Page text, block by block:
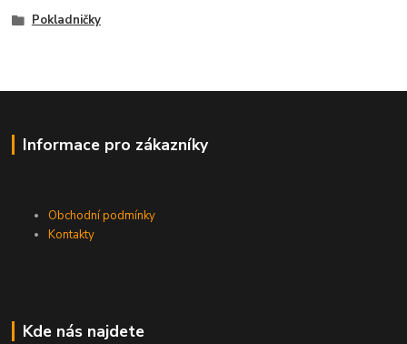
Pokladničky
Informace pro zákazníky
Obchodní podmínky
Kontakty
Kde nás najdete